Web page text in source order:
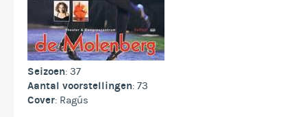
Seizoen: 37
Aantal voorstellingen: 73
Cover: Ragús